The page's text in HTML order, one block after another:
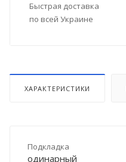
Быстрая доставка
по всей Украине
ХАРАКТЕРИСТИКИ
Подкладка
одинарный